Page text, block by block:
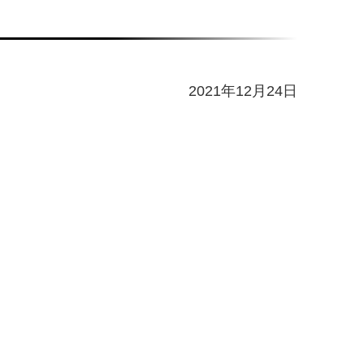
2021年12月24日